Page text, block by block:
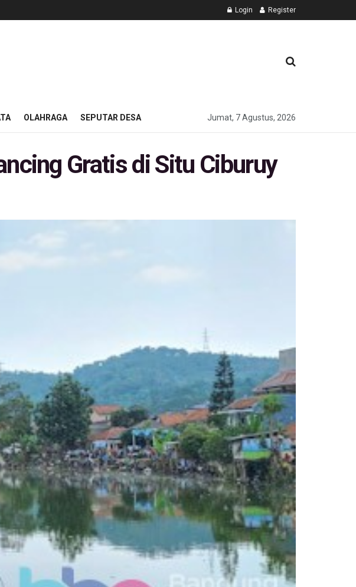
Login Register
OLAHRAGA SEPUTAR DESA Jumat, 7 Agustus, 2026
Gratis di Situ Ciburuy